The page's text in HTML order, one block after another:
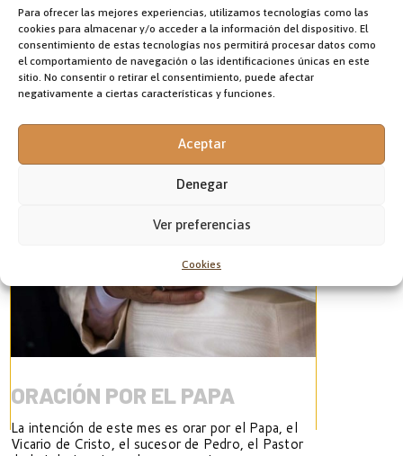
Para ofrecer las mejores experiencias, utilizamos tecnologías como las
cookies para almacenar y/o acceder a la información del dispositivo. El
consentimiento de estas tecnologías nos permitirá procesar datos como
el comportamiento de navegación o las identificaciones únicas en este
sitio. No consentir o retirar el consentimiento, puede afectar
negativamente a ciertas características y funciones.
Aceptar
Denegar
Ver preferencias
Cookies
símbolos de Marsella, «el puerto» acaba con el
tercero, «el faro».
Ver artículo
Ver artículo
ORACIÓN POR EL PAPA
La intención de este mes es orar por el Papa, el
Vicario de Cristo, el sucesor de Pedro, el Pastor